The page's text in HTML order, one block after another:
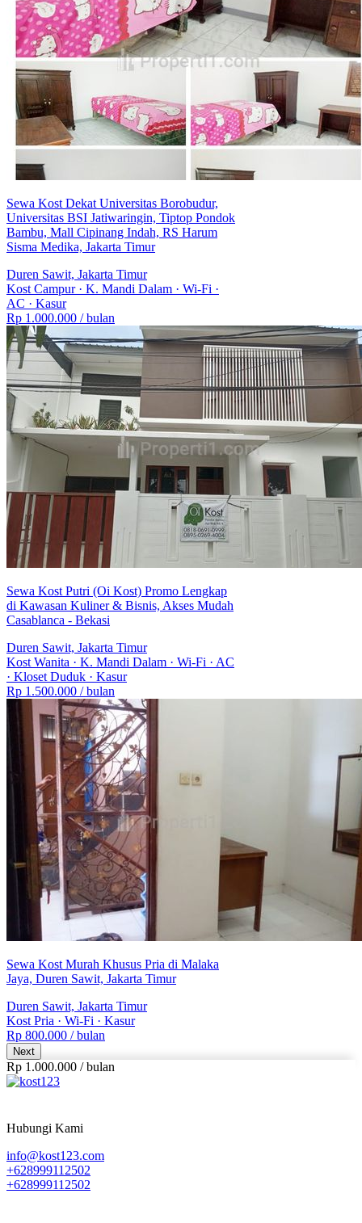
- Sumber Air: Jetpump
- Alamat Lengkap Rumah Kost: Tifa Kost Jl. Inspeksi Saluran
No.11 RT.007/RW.09 Kel. Duren Sawit, Kec. Duren Sawit, Jakarta
Timur 13440
Sewa Kost Dekat Universitas Borobudur,
Universitas BSI Jatiwaringin, Tiptop Pondok
Bambu, Mall Cipinang Indah, RS Harum
Sisma Medika, Jakarta Timur
Duren Sawit, Jakarta Timur
Kost Campur· K. Mandi Dalam · Wi-Fi ·
AC · Kasur
Rp 1.000.000 / bulan
Sewa Kost Putri (Oi Kost) Promo Lengkap
di Kawasan Kuliner & Bisnis, Akses Mudah
Casablanca - Bekasi
Duren Sawit, Jakarta Timur
Kost Wanita · K. Mandi Dalam · Wi-Fi · AC
· Kloset Duduk · Kasur
Rp 1.500.000 / bulan
Sewa Kost Murah Khusus Pria di Malaka
Jaya, Duren Sawit, Jakarta Timur
Duren Sawit, Jakarta Timur
Kost Pria · Wi-Fi · Kasur
Rp 800.000 / bulan
Next
Rp 1.000.000 /bulan
Hubungi Kami
info@kost123.com
+628999112502
+628999112502